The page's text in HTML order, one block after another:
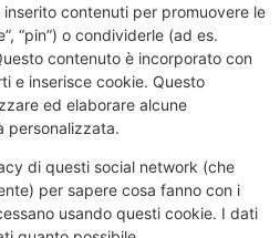
contenuti per promuovere le
“pin”) o condividerle (ad es.
contenuto è incorporato con
e inserisce cookie. Questo
ed elaborare alcune
personalizzata.
di questi social network (che
per sapere cosa fanno con i
usando questi cookie. I dati